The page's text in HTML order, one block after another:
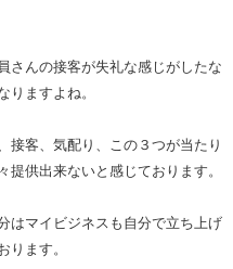
さんの接客が失礼な感じがしたな
ますよね。
接客、気配り、この３つが当たり
供出来ないと感じております。
はマイビジネスも自分で立ち上げ
ます。